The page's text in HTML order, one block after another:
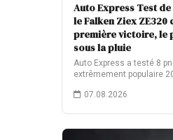
Auto Express Test
le Falken Ziex
première victoire, le
sous la pluie
Auto Express a testé 8
extrêmement populaire
07.08.2026